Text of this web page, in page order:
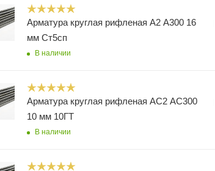
Арматура круглая рифленая А2 А300 16
мм Ст5сп
В наличии
Арматура круглая рифленая АС2 АС300
10 мм 10ГТ
В наличии